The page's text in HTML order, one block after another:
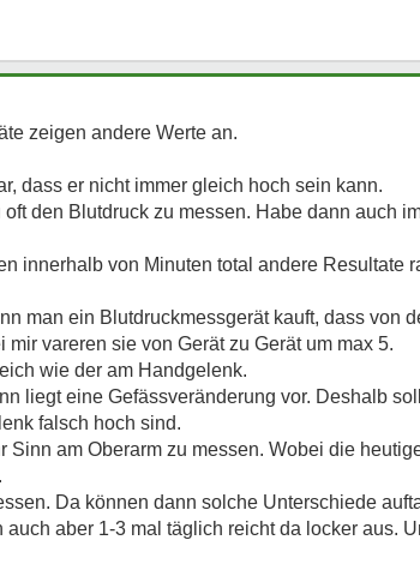
zeigen andere Werte an.
dass er nicht immer gleich hoch sein kann.
den Blutdruck zu messen. Habe dann auch
innerhalb von Minuten total andere Resultate
man ein Blutdruckmessgerät kauft, dass von
vareren sie von Gerät zu Gerät um max 5.
wie der am Handgelenk.
liegt eine Gefässveränderung vor. Deshalb
falsch hoch sind.
Sinn am Oberarm zu messen. Wobei die
Da können dann solche Unterschiede
aber 1-3 mal täglich reicht da locker aus.